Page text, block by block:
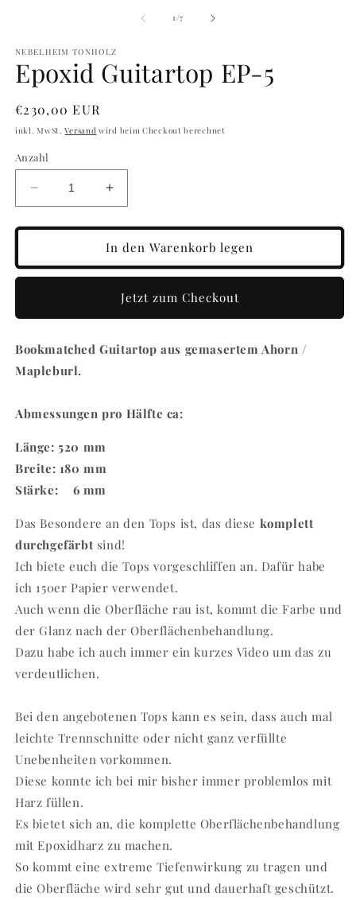
1/von
7
NEBELHEIM TONHOLZ
Epoxid Guitartop EP-5
Normaler
Preis
€230,00 EUR
inkl. MwSt.Versand wird beim Checkout berechnet
Anzahl
Verringere
die
Menge
Guitartop
Erhöhe
die
Menge
für
Guitartop
EP-
In den Warenkorb legen
Jetzt zum Checkout
Bookmatched Guitartop aus gemasertem Ahorn /
Mapleburl.
Abmessungen pro Hälfte ca:
Länge: 520 mm
Breite: 180 mm
Stärke: 6 mm
Das Besondere an den Tops ist, das diese komplett
durchgefärbt sind!
Ich biete euch die Tops vorgeschliffen an. Dafür habe
ich 150er Papier verwendet.
Auch wenn die Oberfläche rau ist, kommt die Farbe und
der Glanz nach der Oberflächenbehandlung.
Dazu habe ich auch immer ein kurzes Video um das zu
verdeutlichen.
Bei den angebotenen Tops kann es sein, dass auch mal
leichte Trennschnitte oder nicht ganz verfüllte
Unebenheiten vorkommen.
Diese konnte ich bei mir bisher immer problemlos mit
Harz füllen.
Es bietet sich an, die komplette Oberflächenbehandlung
mit Epoxidharz zu machen.
So kommt eine extreme Tiefenwirkung zu tragen und
die Oberfläche wird sehr gut und dauerhaft geschützt.